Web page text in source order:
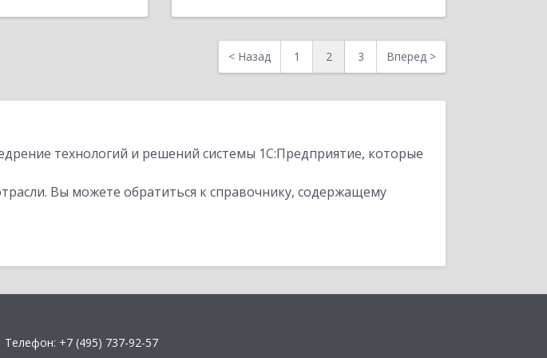
< Назад 1 2 3 Вперед >
технологий и решений системы 1С:Предприятие, которые
Вы можете обратиться к справочнику, содержащему
Телефон: +7 (495) 737-92-57